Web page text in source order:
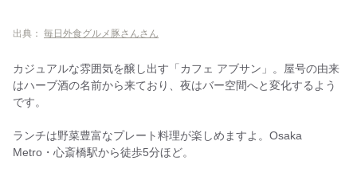
出典： 毎日外食グルメ豚さんさん
カジュアルな雰囲気を醸し出す「カフェ アブサン」。屋号の由来
はハーブ酒の名前から来ており、夜はバー空間へと変化するよう
です。
ランチは野菜豊富なプレート料理が楽しめますよ。Osaka
Metro・心斎橋駅から徒歩5分ほど。